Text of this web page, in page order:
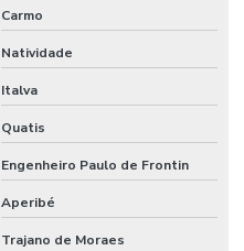
Carmo
Natividade
Italva
Quatis
Engenheiro Paulo de Frontin
Aperibé
Trajano de Moraes